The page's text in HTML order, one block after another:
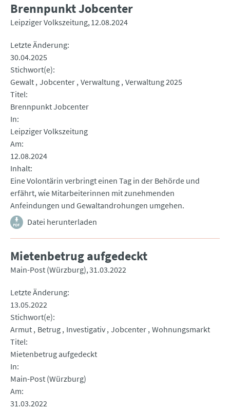
Brennpunkt Jobcenter
Leipziger Volkszeitung 12.08.2024
Letzte Änderung
30.04.2025
Stichwort(e)
Gewalt Jobcenter Verwaltung Verwaltung 2025
Titel
Brennpunkt Jobcenter
In
Leipziger Volkszeitung
Am
12.08.2024
Inhalt
Eine Volontärin verbringt einen Tag in der Behörde und
erfährt, wie Mitarbeiterinnen mit zunehmenden
Anfeindungen und Gewaltandrohungen umgehen.
Datei herunterladen
Mietenbetrug aufgedeckt
Main-Post (Würzburg) 31.03.2022
Letzte Änderung
13.05.2022
Stichwort(e)
Armut Betrug Investigativ Jobcenter Wohnungsmarkt
Titel
Mietenbetrug aufgedeckt
In
Main-Post (Würzburg)
Am
31.03.2022